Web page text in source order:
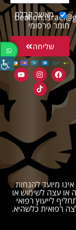
מאשר קבלת
חומר פרסומי
שליחה
מיועד להנחות
או עצה לשימוש או
לייעוץ רפואי
רפואית כלשהיא.